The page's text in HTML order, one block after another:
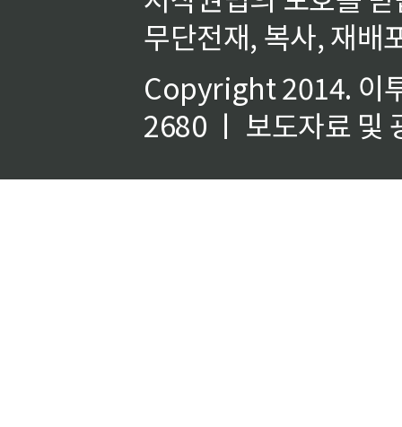
무단전재, 복사, 재배
Copyright 2014. 이
2680 ㅣ 보도자료